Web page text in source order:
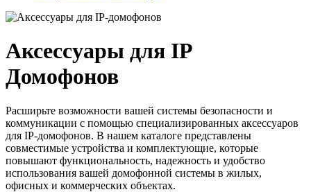
Аксессуары для IP
Домофонов
Расширьте возможности вашей системы безопасности и
коммуникации с помощью специализированных аксессуаров
для IP-домофонов. В нашем каталоге представлены
совместимые устройства и комплектующие, которые
повышают функциональность, надежность и удобство
использования вашей домофонной системы в жилых,
офисных и коммерческих объектах.